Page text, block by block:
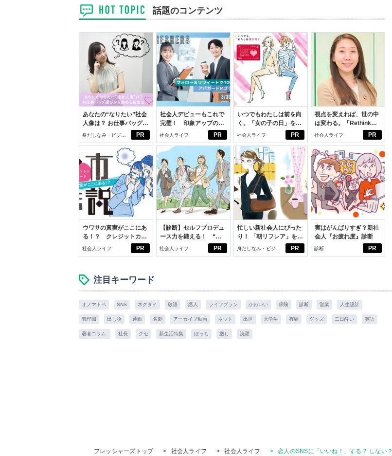
話題のコンテンツ
PR
あなたの“なりたい”社会
人像は？ お仕事バッグ選
びから始める新生活
身だしなみ・ビジネ
スアイテム
PR
社会人デビューもこれで
完璧！ 印象アップのセ
ルフプロデュース術
社会人ライフ PR
いつでもわたしは前を向
く。「女の子の日」を前
向きに♪社会人エリ・大
社会人ライフ PR
視点を変えれば、世の中
は変わる。「Rethink
PROJECT」がつたえた
社会人ライフ
PR
ウワサの真実がここにあ
る！？ クレジットカー
ドの都市伝説
社会人ライフ PR
【診断】セルフプロデュ
ース力を鍛える！ “ジ
ブン観”診断
社会人ライフ PR
忙しい新社会人にぴった
り！ 「朝リフレア」をは
じめよう。しっかりニオ
イケアして24時間快適。
身だしなみ・ビジネ
スアイテム
PR
実はがんばりすぎ？新社
会人『お疲れ度』診断
診断
注目キーワード
オノマトペ SNS ネクタイ 敬語 恋人 ライフプラン かわいい 保険 診断 営業 人生設計
管理職 出し物 通勤 名刺 アーカイブ動画 ネット 出世 大学生 有給 グッズ 二日酔い 英語
著者コラム. 社長 クセ 新生活特集 ぼっち 癒し 洗濯
フレッシャーズトップ
> 社会人ライフ > 社会人ライフ > 恋人のSNSに「いいね！」する？ しない？